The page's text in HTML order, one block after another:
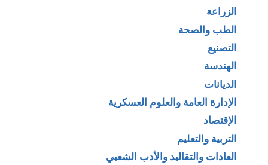
الزراعة
الطب والصحة
التصنيع
الهندسة
الديانات
الإدارة العامة والعلوم العسكرية
الإقتصاد
التربية والتعليم
العادات والتقاليد والأدب الشعبي